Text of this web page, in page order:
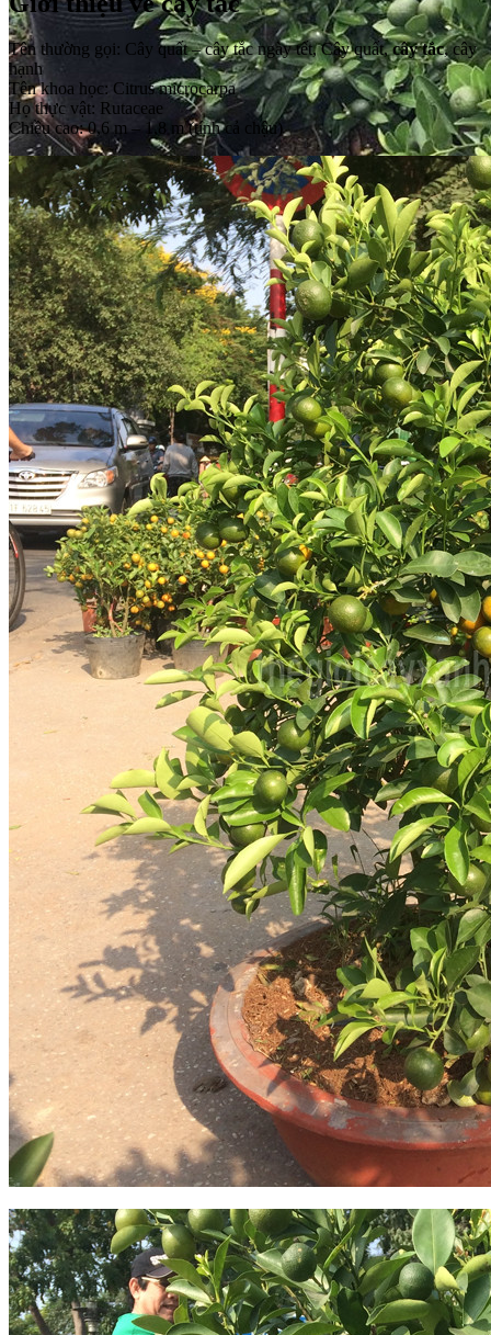
Tên thường gọi: Cây quất – cây tắc ngày tết, Cây quất,cây tắc, cây
hạnh
Tên khoa học: Citrus microcarpa
Họ thực vật: Rutaceae
Chiều cao: 0,6 m – 1,8 m (tính cả chậu)